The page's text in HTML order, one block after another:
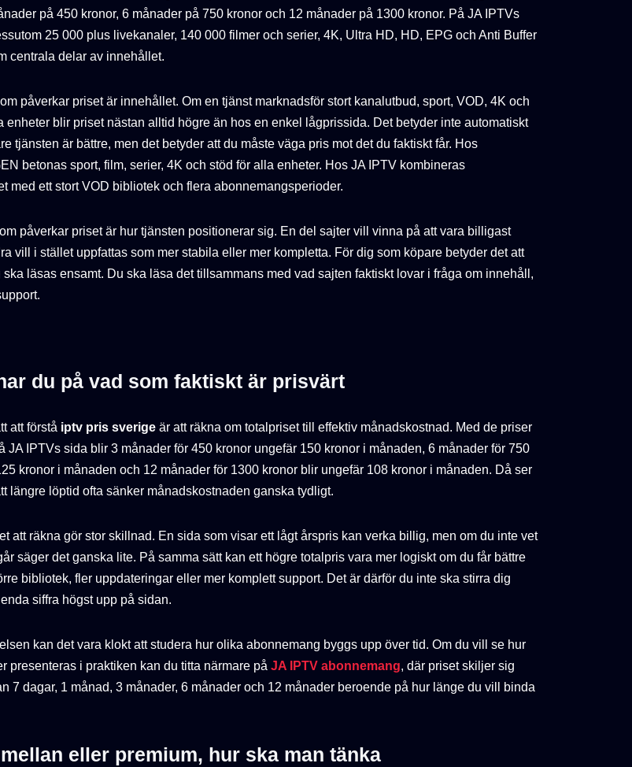
på 450 kronor, 6 månader på 750 kronor och 12 månader på 1300 kronor. På JA IPTVs
25 000 plus livekanaler, 140 000 filmer och serier, 4K, Ultra HD, HD, EPG och Anti Buffer
centrala delar av innehållet.
påverkar priset är innehållet. Om en tjänst marknadsför stort kanalutbud, sport, VOD, 4K och
enheter blir priset nästan alltid högre än hos en enkel lågprissida. Det betyder inte automatiskt
tjänsten är bättre, men det betyder att du måste väga pris mot det du faktiskt får. Hos
betonas sport, film, serier, 4K och stöd för alla enheter. Hos JA IPTV kombineras
med ett stort VOD bibliotek och flera abonnemangsperioder.
påverkar priset är hur tjänsten positionerar sig. En del sajter vill vinna på att vara billigast
vill i stället uppfattas som mer stabila eller mer kompletta. För dig som köpare betyder det att
ska läsas ensamt. Du ska läsa det tillsammans med vad sajten faktiskt lovar i fråga om innehåll,
du på vad som faktiskt är prisvärt
att förstå iptv pris sverige är att räkna om totalpriset till effektiv månadskostnad. Med de priser
JA IPTVs sida blir 3 månader för 450 kronor ungefär 150 kronor i månaden, 6 månader för 750
kronor i månaden och 12 månader för 1300 kronor blir ungefär 108 kronor i månaden. Då ser
längre löptid ofta sänker månadskostnaden ganska tydligt.
att räkna gör stor skillnad. En sida som visar ett lågt årspris kan verka billig, men om du inte vet
säger det ganska lite. På samma sätt kan ett högre totalpris vara mer logiskt om du får bättre
bibliotek, fler uppdateringar eller mer komplett support. Det är därför du inte ska stirra dig
siffra högst upp på sidan.
kan det vara klokt att studera hur olika abonnemang byggs upp över tid. Om du vill se hur
presenteras i praktiken kan du titta närmare på JA IPTV abonnemang, där priset skiljer sig
7 dagar, 1 månad, 3 månader, 6 månader och 12 månader beroende på hur länge du vill binda
eller premium, hur ska man tänka